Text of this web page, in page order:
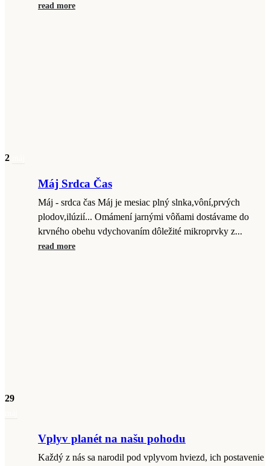
read more
2
Máj Srdca Čas
Máj - srdca čas Máj je mesiac plný slnka,vôní,prvých
plodov,ilúzií... Omámení jarnými vôňami dostávame do
krvného obehu vdychovaním dôležité mikroprvky z...
read more
29
Vplyv planét na našu pohodu
Každý z nás sa narodil pod vplyvom hviezd, ich postavenie